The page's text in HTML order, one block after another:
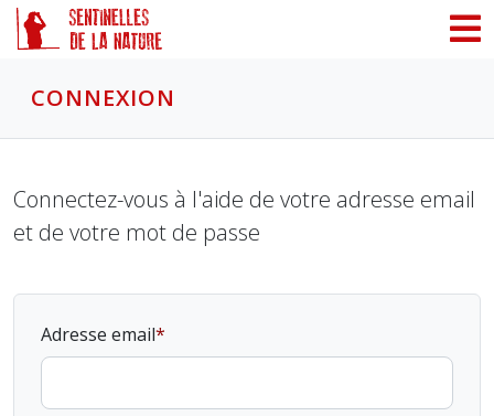
CONNEXION
Connectez-vous à l'aide de votre adresse email
et de votre mot de passe
Adresse email
Panneau de gestion des cookies